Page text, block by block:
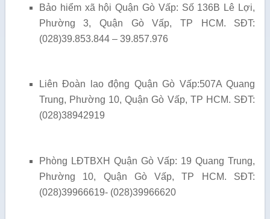
Bảo hiểm xã hội Quận Gò Vấp: Số 136B Lê Lợi,
Phường 3, Quận Gò Vấp, TP HCM. SĐT:
(028)39.853.844 – 39.857.976
Liên Đoàn lao động Quận Gò Vấp:507A Quang
Trung, Phường 10, Quận Gò Vấp, TP HCM. SĐT:
(028)38942919
Phòng LĐTBXH Quận Gò Vấp: 19 Quang Trung,
Phường 10, Quận Gò Vấp, TP HCM. SĐT:
(028)39966619- (028)39966620